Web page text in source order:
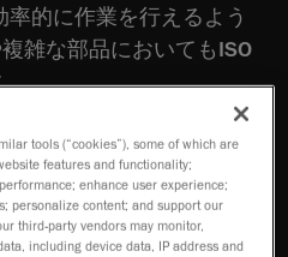
率的に作業を行えるよう
雑な部品においてもISO
tools (“cookies”), some of which are
features and functionality;
enhance user experience;
personalize content; and support our
third-party vendors may monitor,
including device data, IP address and